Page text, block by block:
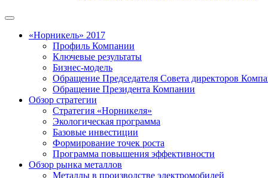
«Норникель» 2017
Профиль Компании
Ключевые результаты
Бизнес-модель
Обращение Председателя Совета директоров
Обращение Президента Компании
Обзор стратегии
Стратегия «Норникеля»
Экологическая программа
Базовые инвестиции
Формирование точек роста
Программа повышения эффективности
Обзор рынка металлов
Металлы в производстве электромобилей